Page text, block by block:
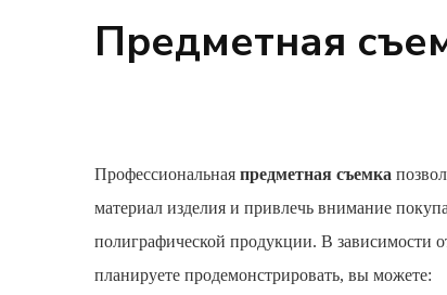
Предметная
Профессиональная предметная съемка
материал изделия и привлечь внимание
полиграфической продукции. В зависимости
планируете продемонстрировать, вы можете: